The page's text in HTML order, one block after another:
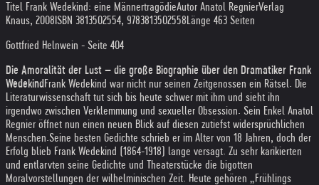
Titel Frank Wedekind: eine MännertragödieAutor Anatol RegnierVerlag
Knaus, 2008 ISBN 3813502554, 9783813502558 Länge 463 Seiten
Gottfried Helnwein - Seite 404
Die Amoralität der Lust – die große Biographie über den Dramatiker Frank
Wedekind Frank Wedekind war nicht nur seinen Zeitgenossen ein Rätsel. Die
Literaturwissenschaft tut sich bis heute schwer mit ihm und sieht ihn
irgendwo zwischen Verklemmung und sexueller Obsession. Sein Enkel Anatol
Regnier öffnet nun einen neuen Blick auf diesen zutiefst widersprüchlichen
Menschen.Seine besten Gedichte schrieb er im Alter von 18 Jahren, doch der
Erfolg blieb Frank Wedekind (1864-1918) lange versagt. Zu sehr karikierten
und entlarvten seine Gedichte und Theaterstücke die bigotten
Moralvorstellungen der wilhelminischen Zeit. Heute gehören „Frühlings